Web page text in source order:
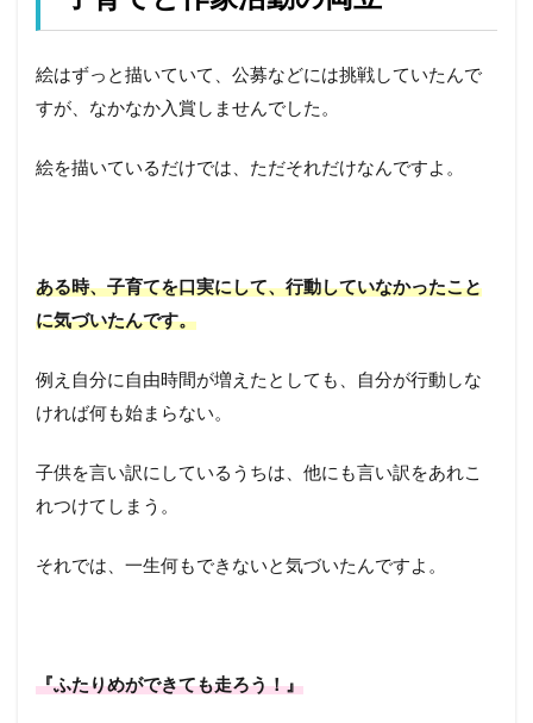
絵はずっと描いていて、公募などには挑戦していたんで
すが、なかなか入賞しませんでした。
絵を描いているだけでは、ただそれだけなんですよ。
ある時、子育てを口実にして、行動していなかったこと
に気づいたんです。
例え自分に自由時間が増えたとしても、自分が行動しな
ければ何も始まらない。
子供を言い訳にしているうちは、他にも言い訳をあれこ
れつけてしまう。
それでは、一生何もできないと気づいたんですよ。
『ふたりめができても走ろう！』